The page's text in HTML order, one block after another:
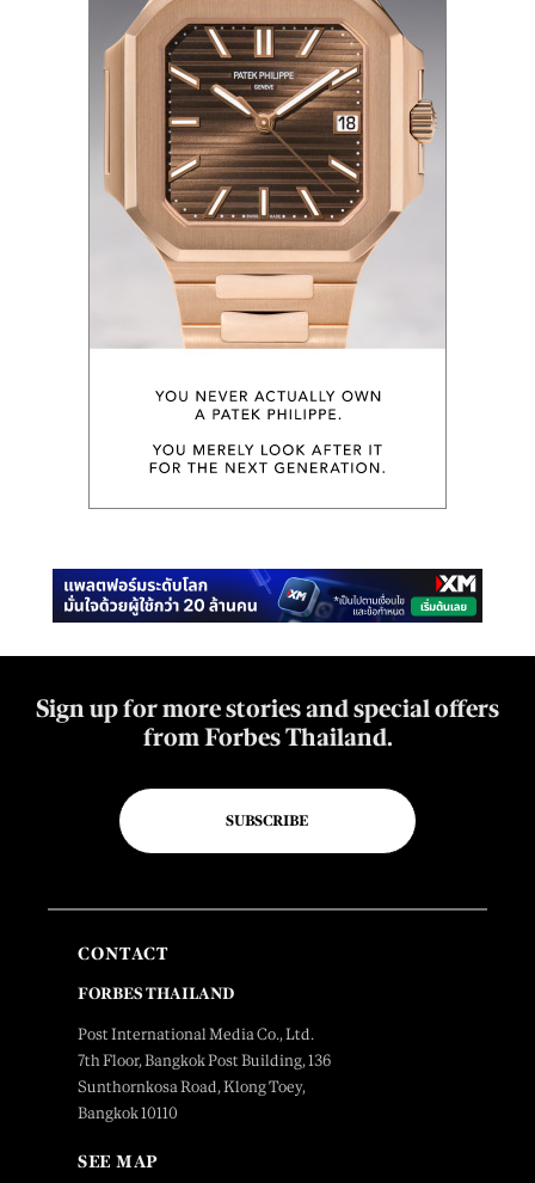
Sign up for more stories and special offers
from Forbes Thailand.
SUBSCRIBE
CONTACT
FORBES THAILAND
Post International Media Co., Ltd.
7th Floor, Bangkok Post Building, 136
Sunthornkosa Road, Klong Toey,
Bangkok 10110
SEE MAP